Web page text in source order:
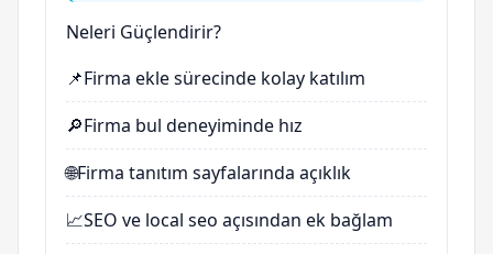
Neleri Güçlendirir?
📌Firma ekle sürecinde kolay katılım
🔎Firma bul deneyiminde hız
🌐Firma tanıtım sayfalarında açıklık
📈SEO ve local seo açısından ek bağlam